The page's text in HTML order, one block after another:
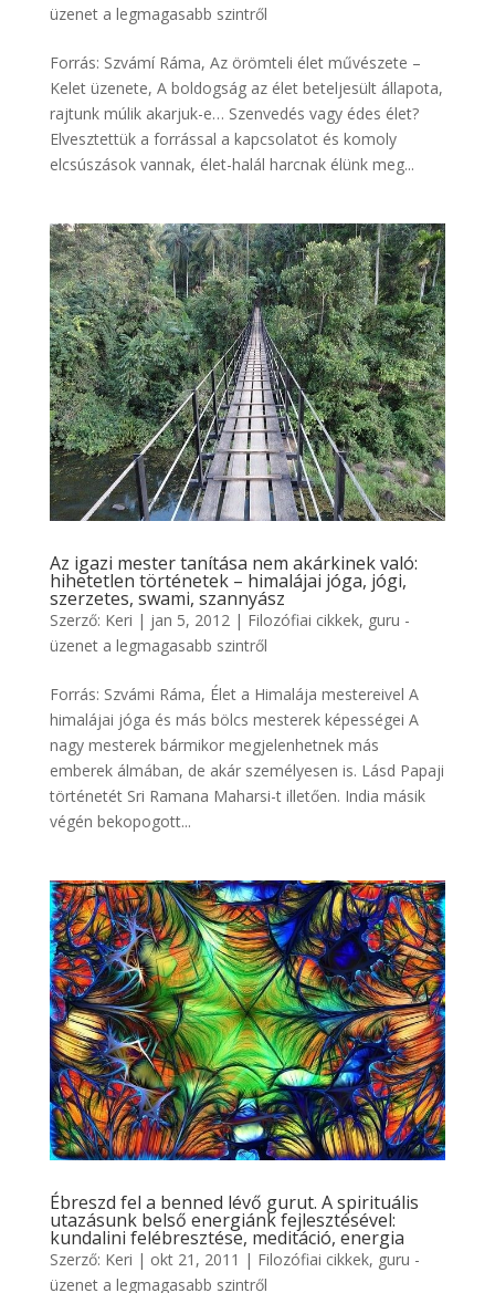
üzenet a legmagasabb szintről
Forrás: Szvámí Ráma, Az örömteli élet művészete –
Kelet üzenete, A boldogság az élet beteljesült állapota,
rajtunk múlik akarjuk-e… Szenvedés vagy édes élet?
Elvesztettük a forrással a kapcsolatot és komoly
elcsúszások vannak, élet-halál harcnak élünk meg...
Az igazi mester tanítása nem akárkinek való:
hihetetlen történetek – himalájai jóga, jógi,
szerzetes, swami, szannyász
Szerző: Keri | jan 5, 2012 | Filozófiai cikkek, guru -
üzenet a legmagasabb szintről
Forrás: Szvámi Ráma, Élet a Himalája mestereivel A
himalájai jóga és más bölcs mesterek képességei A
nagy mesterek bármikor megjelenhetnek más
emberek álmában, de akár személyesen is. Lásd Papaji
történetét Sri Ramana Maharsi-t illetően. India másik
végén bekopogott...
Ébreszd fel a benned lévő gurut. A spirituális
utazásunk belső energiánk fejlesztésével:
kundalini felébresztése, meditáció, energia
Szerző: Keri | okt 21, 2011 | Filozófiai cikkek, guru -
üzenet a legmagasabb szintről